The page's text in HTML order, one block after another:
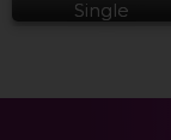
Single